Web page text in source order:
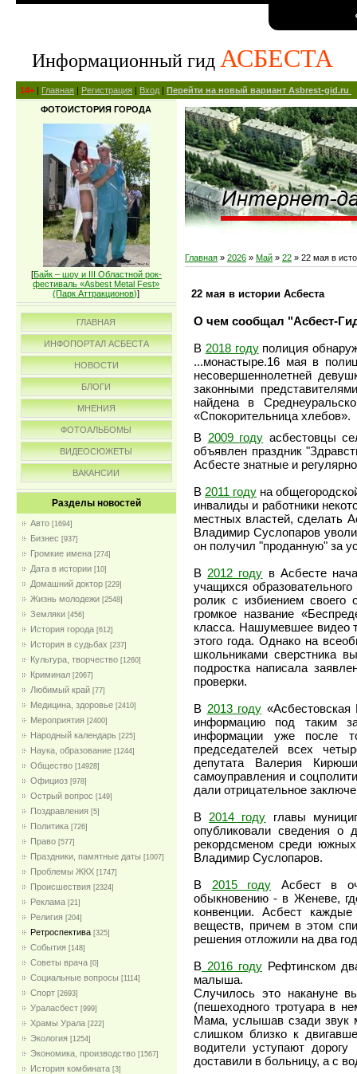
Информационный гид АСБЕСТА
14+ | Главная | Регистрация | Вход | Перейти на новый вариант Asbrest-gid.ru
ФОТОИСТОРИЯ ГОРОДА
[Байк – шоу и III Областной рок-
фестиваль «Asbest Metal Fest»
(Парк Аттракционов)]
ГЛАВНАЯ
ИНФОПОРТАЛ АСБЕСТА
НОВОСТИ
БЛОГИ
МНЕНИЯ
ФОТОАЛЬБОМЫ
ВИДЕОСЮЖЕТЫ
ВАКАНСИИ
Разделы новостей
Авто [1694]
Бизнес [937]
Громкие имена [274]
Дата в истории [10]
Домашний доктор [229]
Жизнь молодежи [2548]
Земляки [456]
История города [612]
История в судьбах [237]
Культура, творчество [1260]
Криминал [2067]
Любимый край [77]
Медицина, здоровье [2410]
Мероприятия [2400]
Народный календарь [225]
Наука, образование [1244]
Общество [14928]
Официоз [978]
Острый вопрос [149]
Поздравления [5]
Политика [726]
Право [577]
Праздники, памятные даты [1007]
Проблемы ЖКХ [1747]
Проиcшествия [2324]
Реклама [21]
Религия [204]
Ретроспектива [325]
События [148]
Советы врача [0]
Социальные вопросы [1114]
Спорт [2693]
Ураласбест [999]
Храмы Урала [222]
Экология [1254]
Экономика, производство [1567]
История комбината [3]
Главная » 2026 » Май » 22 » 22 мая в
22 мая в истории Асбеста
О чем сообщал "Асбест-
В 2018 годуполиция
...монастыре.16 мая в
несовершеннолетней
законными
найдена в
«Спокорительница хлебов».
В 2009 году асбестовцы
объявлен праздник
Асбесте знатные и
В 2011 году на
инвалиды и работники
местных властей, сделать
Владимир Суслопаров
он получил "проданную" за
В 2012 году в Асбесте
учащихся
ролик с избиением своего
громкое название
класса. Нашумевшее видео
этого года. Однако на
школьниками сверстника
подростка написала
проверки.
В 2013 году
информацию под таким
информации уже после
председателей всех
депутата Валерия
самоуправления и
дали отрицательное
В 2014 году главы
опубликовали сведения
рекордсменом среди
Владимир Суслопаров.
В 2015 году Асбест в
обыкновению - в Женеве,
конвенции. Асбест
веществ, причем в этом
решения отложили на два
В 2016 году Рефтинском
малыша.
Случилось это накануне
(пешеходного тротуара в
Мама, услышав сзади звук
слишком близко к
водители уступают
доставили в больницу, а с